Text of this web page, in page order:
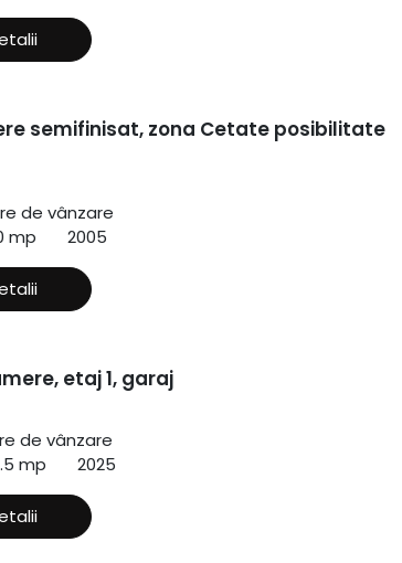
semifinisat, zona Cetate posibilitate
de vânzare
mp 2005
etaj 1, garaj
de vânzare
mp 2025